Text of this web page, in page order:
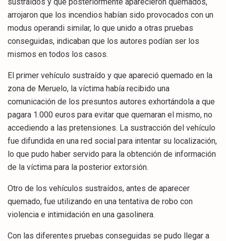
arrojaron que los incendios habían sido provocados con un
modus operandi similar, lo que unido a otras pruebas
conseguidas, indicaban que los autores podían ser los
mismos en todos los casos.
El primer vehículo sustraído y que apareció quemado en la
zona de Meruelo, la víctima había recibido una
comunicación de los presuntos autores exhortándola a que
pagara 1.000 euros para evitar que quemaran el mismo, no
accediendo a las pretensiones. La sustracción del vehículo
fue difundida en una red social para intentar su localización,
lo que pudo haber servido para la obtención de información
de la víctima para la posterior extorsión.
Otro de los vehículos sustraídos, antes de aparecer
quemado, fue utilizando en una tentativa de robo con
violencia e intimidación en una gasolinera.
Con las diferentes pruebas conseguidas se pudo llegar a